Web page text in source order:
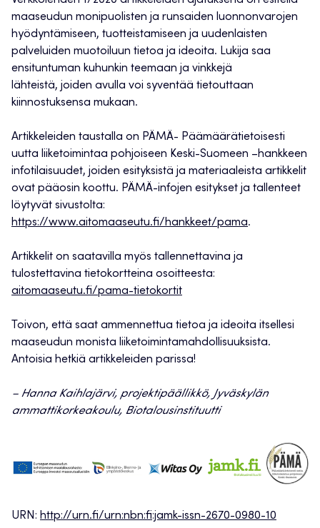
maaseudun monipuolisten ja runsaiden luonnonvarojen
hyödyntämiseen, tuotteistamiseen ja uudenlaisten
palveluiden muotoiluun tietoa ja ideoita. Lukija saa
ensituntuman kuhunkin teemaan ja vinkkejä
lähteistä, joiden avulla voi syventää tietouttaan
kiinnostuksensa mukaan.
Artikkeleiden taustalla on PÄMÄ- Päämäärätietoisesti
uutta liiketoimintaa pohjoiseen Keski-Suomeen –hankkeen
infotilaisuudet, joiden esityksistä ja materiaaleista artikkelit
ovat pääosin koottu. PÄMÄ-infojen esitykset ja tallenteet
löytyvät sivustolta:
https://www.aitomaaseutu.fi/hankkeet/pama.
Artikkelit on saatavilla myös tallennettavina ja
tulostettavina tietokortteina osoitteesta:
aitomaaseutu.fi/pama-tietokortit
Toivon, että saat ammennettua tietoa ja ideoita itsellesi
maaseudun monista liiketoimintamahdollisuuksista.
Antoisia hetkiä artikkeleiden parissa!
– Hanna Kaihlajärvi, projektipäällikkö, Jyväskylän
ammattikorkeakoulu, Biotalousinstituutti
URN: http://urn.fi/urn:nbn:fi:jamk-issn-2670-0980-10